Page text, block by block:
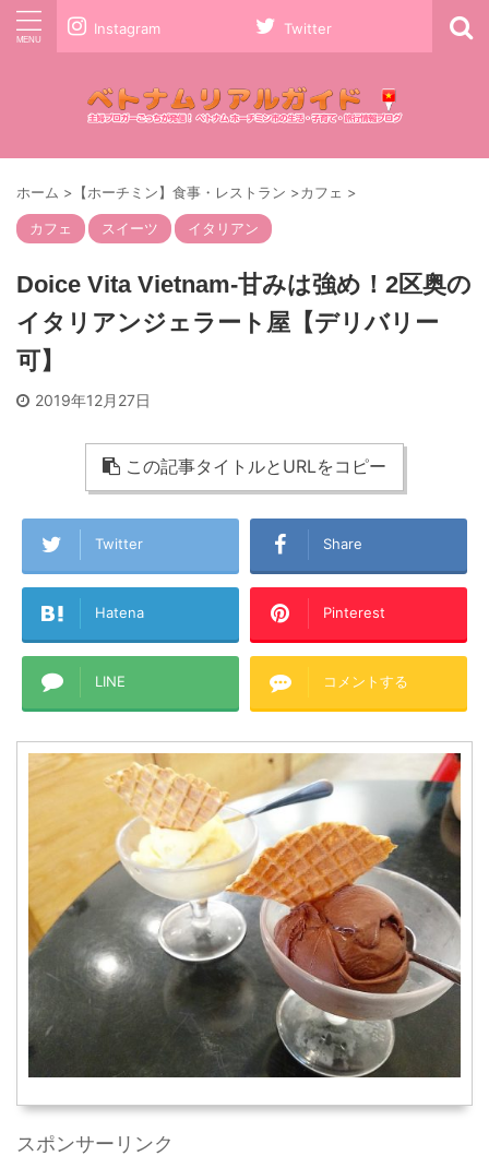
Instagram Twitter
ホーム > 【ホーチミン】食事・レストラン >カフェ >
カフェ スイーツ イタリアン
Doice Vita Vietnam-甘みは強め！2区奥の
イタリアンジェラート屋【デリバリー
可】
2019年12月27日
この記事タイトルとURLをコピー
Twitter Share
Hatena Pinterest
LINE コメントする
スポンサーリンク